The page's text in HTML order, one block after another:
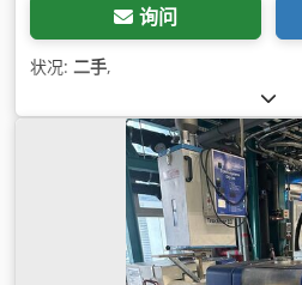
询问
状况: 二手,